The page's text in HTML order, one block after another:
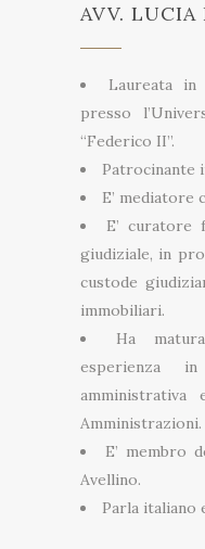
AVV. LUCIA
Laureata in
presso
“Federico II”.
Patrocinante
E’ mediatore
E’ curatore
giudiziale, in
custode
immobiliari.
Ha
esperienza
Amministrazioni.
E’ membro
Avellino.
Parla italiano